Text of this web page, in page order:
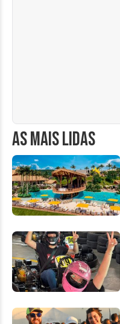
AS MAIS LIDAS